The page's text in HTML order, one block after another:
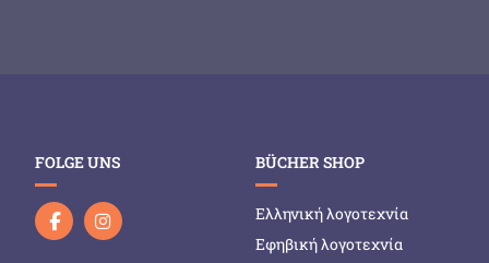
FOLGE UNS BÜCHER SHOP
Ελληνική λογοτεχνία
Εφηβική λογοτεχνία